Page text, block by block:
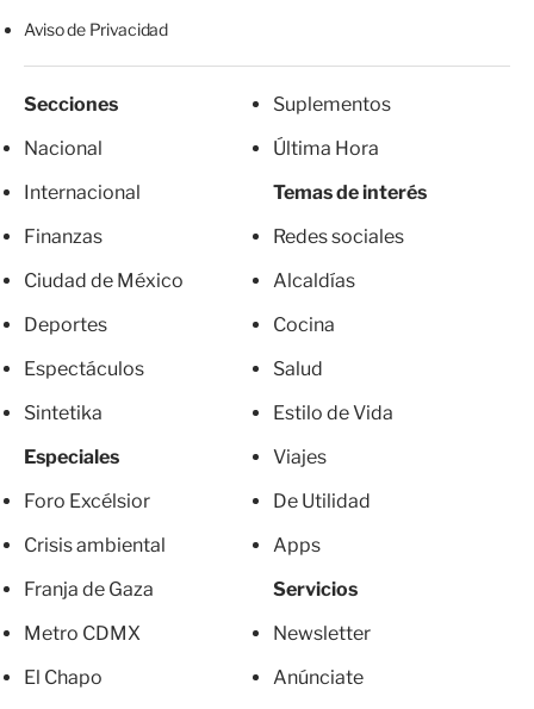
Aviso de Privacidad
Secciones
Nacional
Internacional
Finanzas
Ciudad de México
Deportes
Espectáculos
Sintetika
Especiales
Foro Excélsior
Crisis ambiental
Franja de Gaza
Metro CDMX
El Chapo
Suplementos
Última Hora
Temas de interés
Redes sociales
Alcaldías
Cocina
Salud
Estilo de Vida
Viajes
De Utilidad
Apps
Servicios
Newsletter
Anúnciate